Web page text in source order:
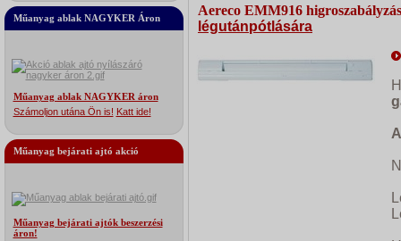
Műanyag ablak NAGYKER Áron
Műanyag ablak NAGYKER áron
Számoljon utána Ön is! Katt ide!
Műanyag bejárati ajtó akció
Műanyag bejárati ajtók beszerzési
áron!
Aereco EMM916
légutánpótlására